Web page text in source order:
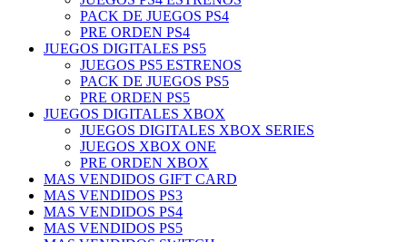
PACK DE JUEGOS PS4
PRE ORDEN PS4
JUEGOS DIGITALES PS5
JUEGOS PS5 ESTRENOS
PACK DE JUEGOS PS5
PRE ORDEN PS5
JUEGOS DIGITALES XBOX
JUEGOS DIGITALES XBOX SERIES
JUEGOS XBOX ONE
PRE ORDEN XBOX
MAS VENDIDOS GIFT CARD
MAS VENDIDOS PS3
MAS VENDIDOS PS4
MAS VENDIDOS PS5